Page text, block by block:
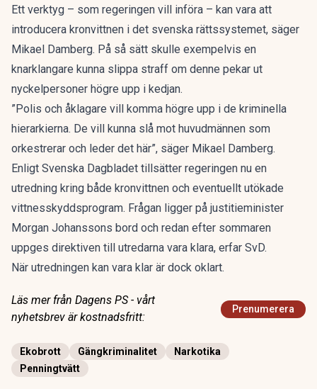
Ett verktyg – som regeringen vill införa – kan vara att
introducera kronvittnen i det svenska rättssystemet, säger
Mikael Damberg. På så sätt skulle exempelvis en
knarklangare kunna slippa straff om denne pekar ut
nyckelpersoner högre upp i kedjan.
”Polis och åklagare vill komma högre upp i de kriminella
hierarkierna. De vill kunna slå mot huvudmännen som
orkestrerar och leder det här”, säger Mikael Damberg.
Enligt Svenska Dagbladet tillsätter regeringen nu en
utredning kring både kronvittnen och eventuellt utökade
vittnesskyddsprogram. Frågan ligger på justitieminister
Morgan Johanssons bord och redan efter sommaren
uppges direktiven till utredarna vara klara, erfar SvD.
När utredningen kan vara klar är dock oklart.
Läs mer från Dagens PS - vårt
nyhetsbrev är kostnadsfritt:
Prenumerera
Ekobrott Gängkriminalitet
Narkotika
Penningtvätt